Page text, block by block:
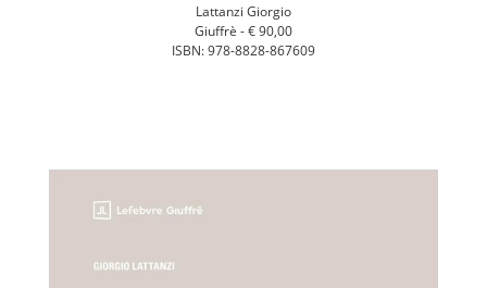
Lattanzi Giorgio
Giuffrè -€ 90,00
ISBN: 978-8828-867609